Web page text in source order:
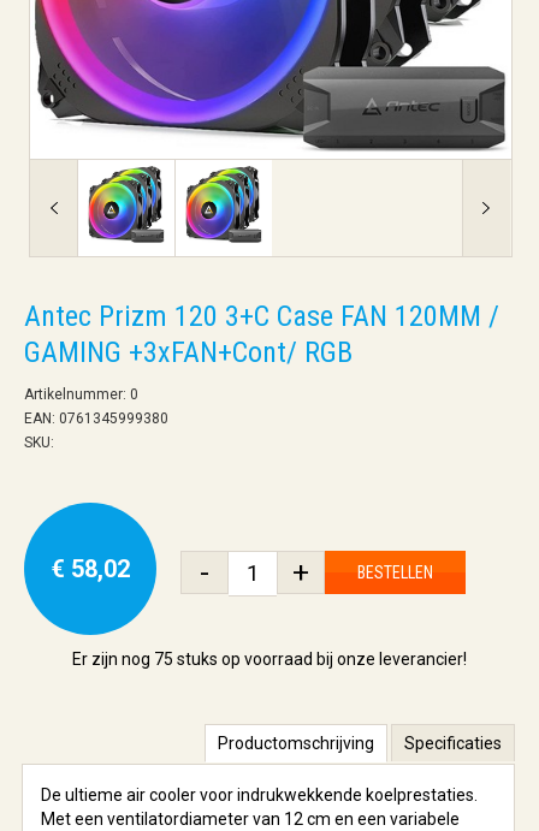
Antec Prizm 120 3+C Case FAN 120MM /
GAMING +3xFAN+Cont/ RGB
Artikelnummer: 0
EAN: 0761345999380
SKU:
€ 58,02 - + BESTELLEN
Er zijn nog 75 stuks op voorraad bij onze leverancier!
Productomschrijving Specificaties
De ultieme air cooler voor indrukwekkende koelprestaties.
Met een ventilatordiameter van 12 cm en een variabele